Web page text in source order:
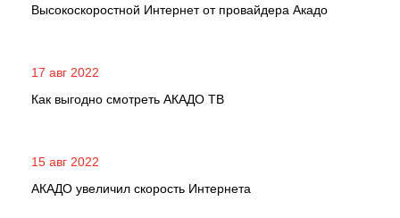
Высокоскоростной Интернет от провайдера Акадо
17 авг 2022
Как выгодно смотреть АКАДО ТВ
15 авг 2022
АКАДО увеличил скорость Интернета